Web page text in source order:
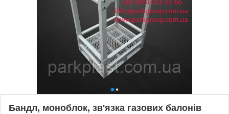
Бандл, моноблок, зв'язка газових балонів